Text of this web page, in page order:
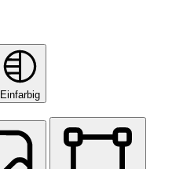
Einfarbig